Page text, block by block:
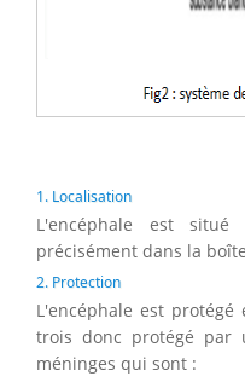
1. Localisation
L'encéphale est
précisément dans la
2. Protection
L'encéphale est
trois donc protégé par
méninges qui sont :